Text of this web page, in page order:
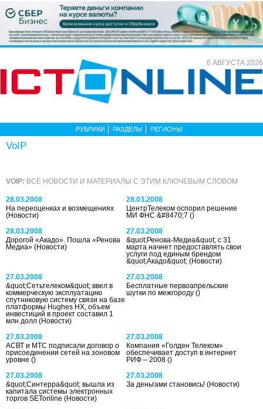
6 АВГУСТА 2026
РУБРИКИ РАЗДЕЛЫ РЕГИОНЫ
VoIP
VOIP: ВСЕ НОВОСТИ И МАТЕРИАЛЫ С ЭТИМ КЛЮЧЕВЫМ СЛОВОМ
28.03.2008
На переоценках и возмещениях
(Новости)
28.03.2008
ЦентрТелеком оспорил решение
МИ ФНС &#8470;7()
28.03.2008
Дорогой «Акадо». Пошла «Ренова
Медиа» (Новости)
27.03.2008
&quot;Ренова-Медиа&quot; с 31
марта начнет предоставлять свои
услуги под единым брендом
&quot;Акадо&quot;(Новости)
27.03.2008
&quot;Сетьтелеком&quot; ввел в
коммерческую эксплуатацию
спутниковую систему связи на базе
платформы Hughes HX, объем
инвестиций в проект составил 1
млн долл (Новости)
27.03.2008
Бесплатные первоапрельские
шутки по межгороду()
27.03.2008
АСВТ и МТС подписали договор о
присоединении сетей на зоновом
уровне ()
27.03.2008
Компания «Голден Телеком»
обеспечивает доступ в интернет
РИФ – 2008()
27.03.2008
&quot;Синтерра&quot; вышла из
капитала системы электронных
торгов SETonline (Новости)
27.03.2008
За деньгами становись!(Новости)